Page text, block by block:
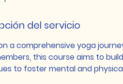
i
z
a
d
o
del servicio
a comprehensive yoga
this course aims to
to foster mental and